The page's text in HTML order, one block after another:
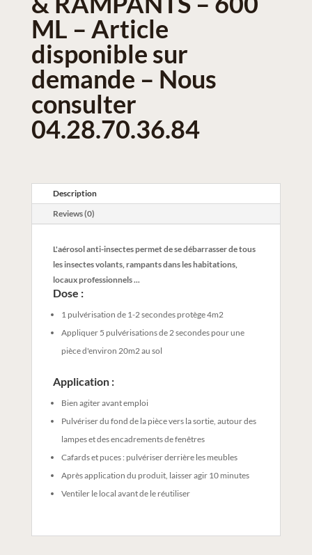
ML – Article
disponible sur
demande – Nous
consulter
04.28.70.36.84
Description
Reviews (0)
L'aérosol anti-insectes permet de se débarrasser de tous
les insectes volants, rampants dans les habitations,
locaux professionnels ...
Dose :
1 pulvérisation de 1-2 secondes protège 4m2
Appliquer 5 pulvérisations de 2 secondes pour une
pièce d'environ 20m2 au sol
Application :
Bien agiter avant emploi
Pulvériser du fond de la pièce vers la sortie, autour des
lampes et des encadrements de fenêtres
Cafards et puces : pulvériser derrière les meubles
Après application du produit, laisser agir 10 minutes
Ventiler le local avant de le réutiliser